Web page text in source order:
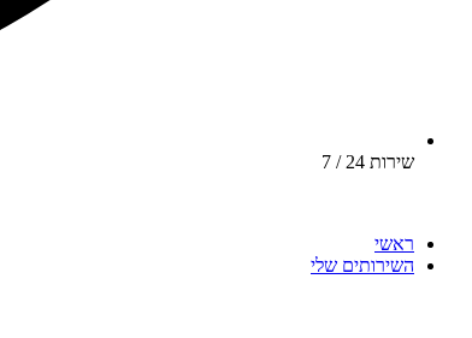
שירות 24 / 7
ראשי
השירותים שלי